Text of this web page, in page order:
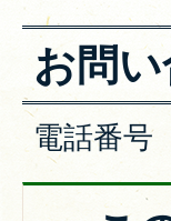
お問
電話番